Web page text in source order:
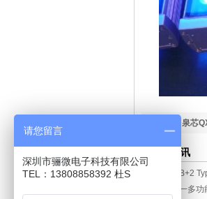
泉芯
相关资讯
2USB+2
四合一多
请您留言
深圳市骊微电子科技有限公司
TEL：13808858392 杜S